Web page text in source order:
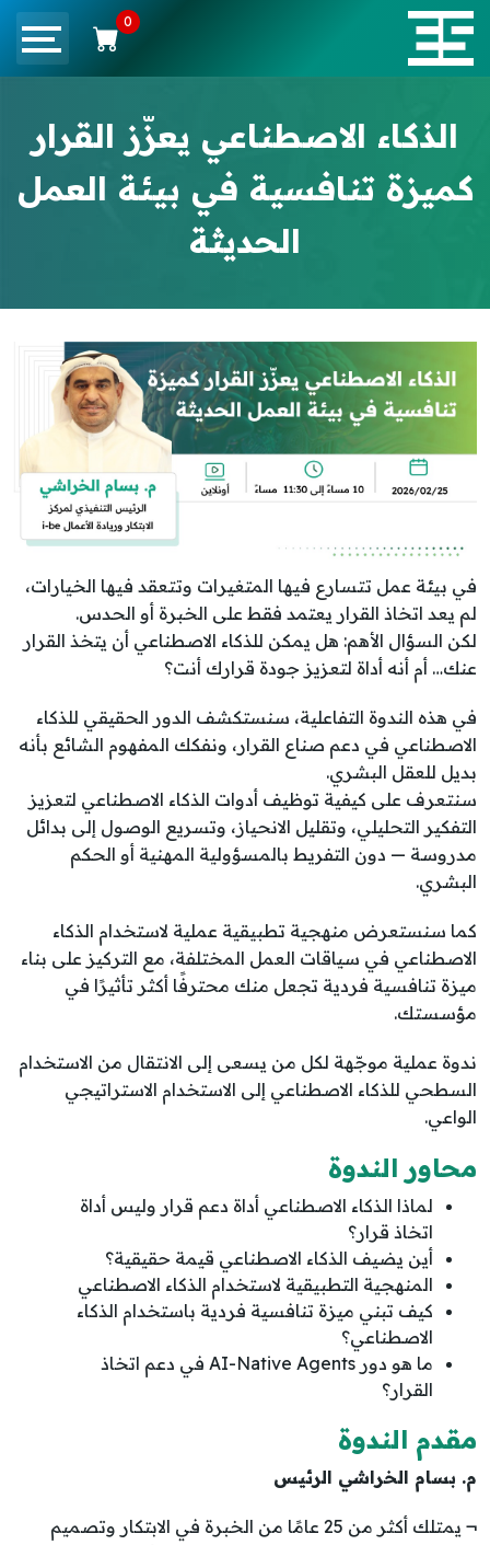
0
الذكاء الاصطناعي يعزّز القرار
كميزة تنافسية في بيئة العمل
الحديثة
في بيئة عمل تتسارع فيها المتغيرات وتتعقد فيها الخيارات،
لم يعد اتخاذ القرار يعتمد فقط على الخبرة أو الحدس.
لكن السؤال الأهم: هل يمكن للذكاء الاصطناعي أن يتخذ القرار
عنك… أم أنه أداة لتعزيز جودة قرارك أنت؟
في هذه الندوة التفاعلية، سنستكشف الدور الحقيقي للذكاء
الاصطناعي في دعم صناع القرار، ونفكك المفهوم الشائع بأنه
بديل للعقل البشري.
سنتعرف على كيفية توظيف أدوات الذكاء الاصطناعي لتعزيز
التفكير التحليلي، وتقليل الانحياز، وتسريع الوصول إلى بدائل
مدروسة — دون التفريط بالمسؤولية المهنية أو الحكم
البشري.
كما سنستعرض منهجية تطبيقية عملية لاستخدام الذكاء
الاصطناعي في سياقات العمل المختلفة، مع التركيز على بناء
ميزة تنافسية فردية تجعل منك محترفًا أكثر تأثيرًا في
مؤسستك.
ندوة عملية موجّهة لكل من يسعى إلى الانتقال من الاستخدام
السطحي للذكاء الاصطناعي إلى الاستخدام الاستراتيجي
الواعي.
محاور الندوة
لماذا الذكاء الاصطناعي أداة دعم قرار وليس أداة
اتخاذ قرار؟
أين يضيف الذكاء الاصطناعي قيمة حقيقية؟
المنهجية التطبيقية لاستخدام الذكاء الاصطناعي
كيف تبني ميزة تنافسية فردية باستخدام الذكاء
الاصطناعي؟
ما هو دور AI-Native Agents في دعم اتخاذ
القرار؟
مقدم الندوة
م. بسام الخراشي الرئيس
¬ يمتلك أكثر من 25 عامًا من الخبرة في الابتكار وتصميم